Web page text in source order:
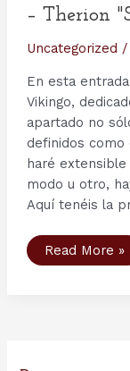
– Therion
Uncategorized /
En esta
Vikingo,
apartado no
definidos
haré
modo u otro,
Aquí tenéis la
El
Legado
Read More »